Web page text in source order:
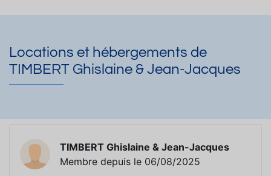
Locations et hébergements de
TIMBERT Ghislaine & Jean-Jacques
TIMBERT Ghislaine & Jean-Jacques
Membre depuis le 06/08/2025